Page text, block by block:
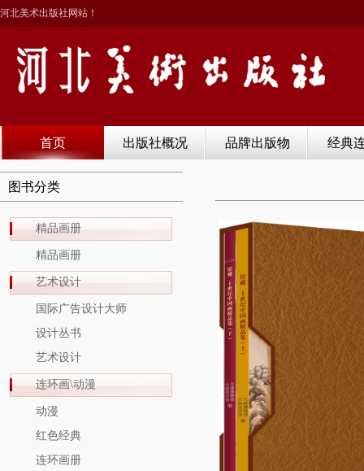
河北美术出版社网站！
首页 出版社概况 品牌出版物 经典
图书分类
精品画册
精品画册
艺术设计
国际广告设计大师
设计丛书
艺术设计
连环画\动漫
动漫
红色经典
连环画册